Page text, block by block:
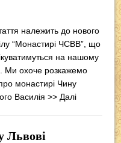
належить до нового
“Монастирі ЧСВВ”, що
на нашому
Ми охоче розкажемо
монастирі Чину
Василія>> Далі
Львові